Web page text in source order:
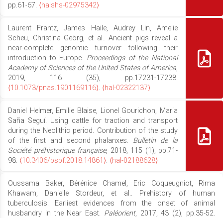
pp.61-67. ⟨halshs-02975342⟩
Laurent Frantz, James Haile, Audrey Lin, Amelie
Scheu, Christina Geörg, et al.. Ancient pigs reveal a
near-complete genomic turnover following their
introduction to Europe. Proceedings of the National
Academy of Sciences of the United States of America,
2019, 116 (35), pp.17231-17238.
⟨10.1073/pnas.1901169116⟩. ⟨hal-02322137⟩
Daniel Helmer, Emilie Blaise, Lionel Gourichon, Maria
Saña Seguí. Using cattle for traction and transport
during the Neolithic period. Contribution of the study
of the first and second phalanxes. Bulletin de la
Société préhistorique française, 2018, 115 (1), pp.71-
98. ⟨10.3406/bspf.2018.14861⟩. ⟨hal-02188628⟩
Oussama Baker, Bérénice Chamel, Eric Coqueugniot, Rima
Khawam, Danielle Stordeur, et al.. Prehistory of human
tuberculosis: Earliest evidences from the onset of animal
husbandry in the Near East. Paléorient, 2017, 43 (2), pp.35-52.